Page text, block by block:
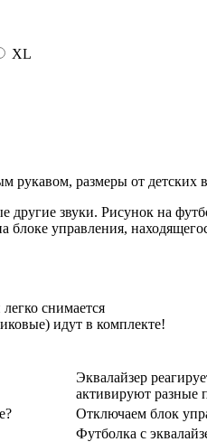
XL
рукавом, размеры от
звуки. Рисунок на
блоке управления,
снимается
идут в комплекте!
Эквалайзер
активируют разные
Отключаем блок
Футболка с